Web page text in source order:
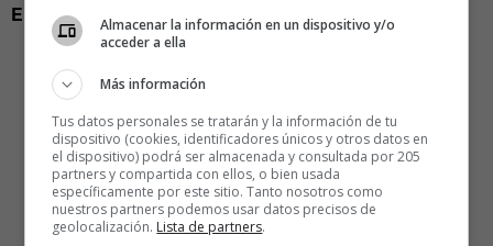
EL MITO
Almacenar la información en un dispositivo y/o
acceder a ella
Más información
Tus datos personales se tratarán y la información de tu
dispositivo (cookies, identificadores únicos y otros datos en
el dispositivo) podrá ser almacenada y consultada por 205
partners y compartida con ellos, o bien usada
específicamente por este sitio. Tanto nosotros como
nuestros partners podemos usar datos precisos de
geolocalización. Lista de partners.